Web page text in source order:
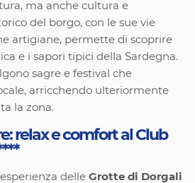
ma anche cultura e
del borgo, con le sue vie
artigiane, permette di scoprire
e i sapori tipici della Sardegna.
sagre e festival che
arricchendo ulteriormente
la zona.
relax e comfort al Club
delle Grotte di Dorgali